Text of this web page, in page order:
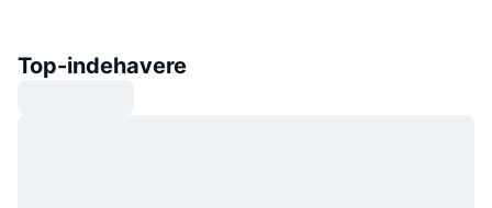
Top-indehavere